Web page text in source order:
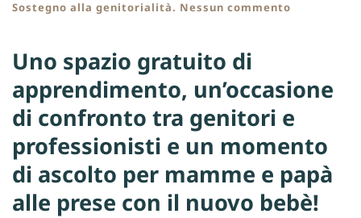
Sostegno alla genitorialità. Nessun commento
Uno spazio gratuito di
apprendimento, un’occasione
di confronto tra genitori e
professionisti e un momento
di ascolto per mamme e papà
alle prese con il nuovo bebè!